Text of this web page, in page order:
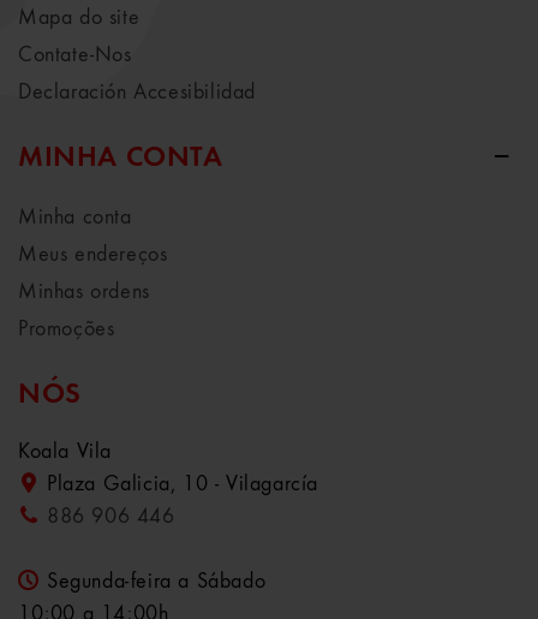
Mapa do site
Contate-Nos
Declaración Accesibilidad
MINHA CONTA
Minha conta
Meus endereços
Minhas ordens
Promoções
NÓS
Koala Vila
Plaza Galicia, 10 - Vilagarcía
886 906 446
Segunda-feira a Sábado
10:00 a 14:00h